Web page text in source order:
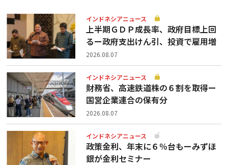
インドネシアニュース
上半期ＧＤＰ成長率、政府目標上回
るー政府支出けん引、投資で雇用増
2026.08.07
インドネシアニュース
財務省、高速鉄道株の６割を取得ー
国営企業連合の保有分
2026.08.07
インドネシアニュース
政策金利、年末に６％台もーみずほ
銀が金利セミナー